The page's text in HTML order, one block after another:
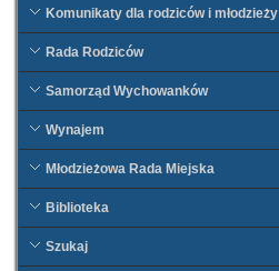
Komunikaty dla rodziców i młodzieży
Rada Rodziców
Samorząd Wychowanków
Wynajem
Młodzieżowa Rada Miejska
Biblioteka
Szukaj